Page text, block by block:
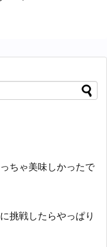
ちゃ美味しかったで
挑戦したらやっぱり